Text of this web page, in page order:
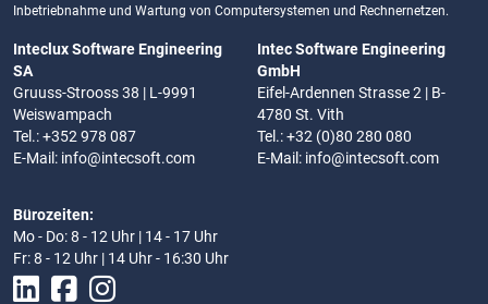
Inbetriebnahme und Wartung von Computersystemen und Rechnernetzen.
Inteclux Software Engineering
SA
Gruuss-Strooss 38 | L-9991
Weiswampach
Tel.: +352 978 087
E-Mail: info@intecsoft.com
Intec Software Engineering
GmbH
Eifel-Ardennen Strasse 2 | B-
4780 St. Vith
Tel.: +32 (0)80 280 080
E-Mail: info@intecsoft.com
Bürozeiten:
Mo - Do: 8 - 12 Uhr | 14 - 17 Uhr
Fr: 8 - 12 Uhr | 14 Uhr - 16:30 Uhr